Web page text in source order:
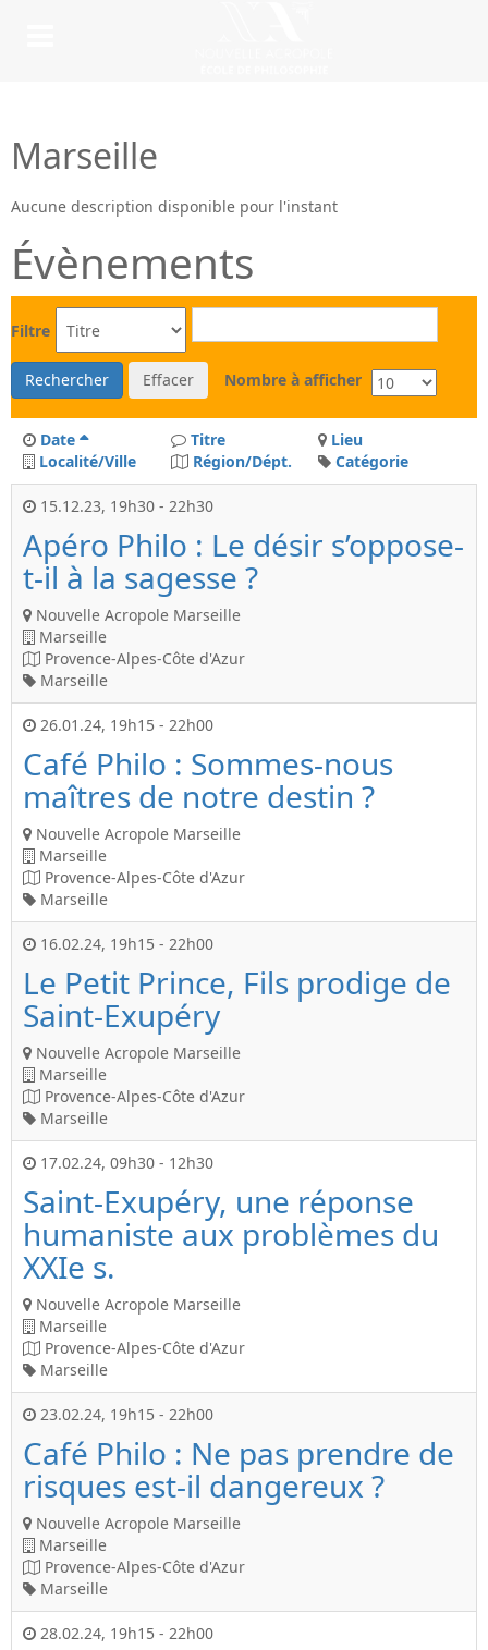
Marseille
Aucune description disponible pour l'instant
Évènements
Filtre
Rechercher Effacer Nombre à afficher
Date Titre
Lieu
Localité/Ville
Région/Dépt. Catégorie
15.12.23, 19h30 - 22h30
Apéro Philo : Le désir s’oppose-
t-il à la sagesse ?
Nouvelle Acropole Marseille
Marseille
Provence-Alpes-Côte d'Azur
Marseille
26.01.24, 19h15 - 22h00
Café Philo : Sommes-nous
maîtres de notre destin ?
Nouvelle Acropole Marseille
Marseille
Provence-Alpes-Côte d'Azur
Marseille
16.02.24, 19h15 - 22h00
Le Petit Prince, Fils prodige de
Saint-Exupéry
Nouvelle Acropole Marseille
Marseille
Provence-Alpes-Côte d'Azur
Marseille
17.02.24, 09h30 - 12h30
Saint-Exupéry, une réponse
humaniste aux problèmes du
XXIe s.
Nouvelle Acropole Marseille
Marseille
Provence-Alpes-Côte d'Azur
Marseille
23.02.24, 19h15 - 22h00
Café Philo : Ne pas prendre de
risques est-il dangereux ?
Nouvelle Acropole Marseille
Marseille
Provence-Alpes-Côte d'Azur
Marseille
28.02.24, 19h15 - 22h00